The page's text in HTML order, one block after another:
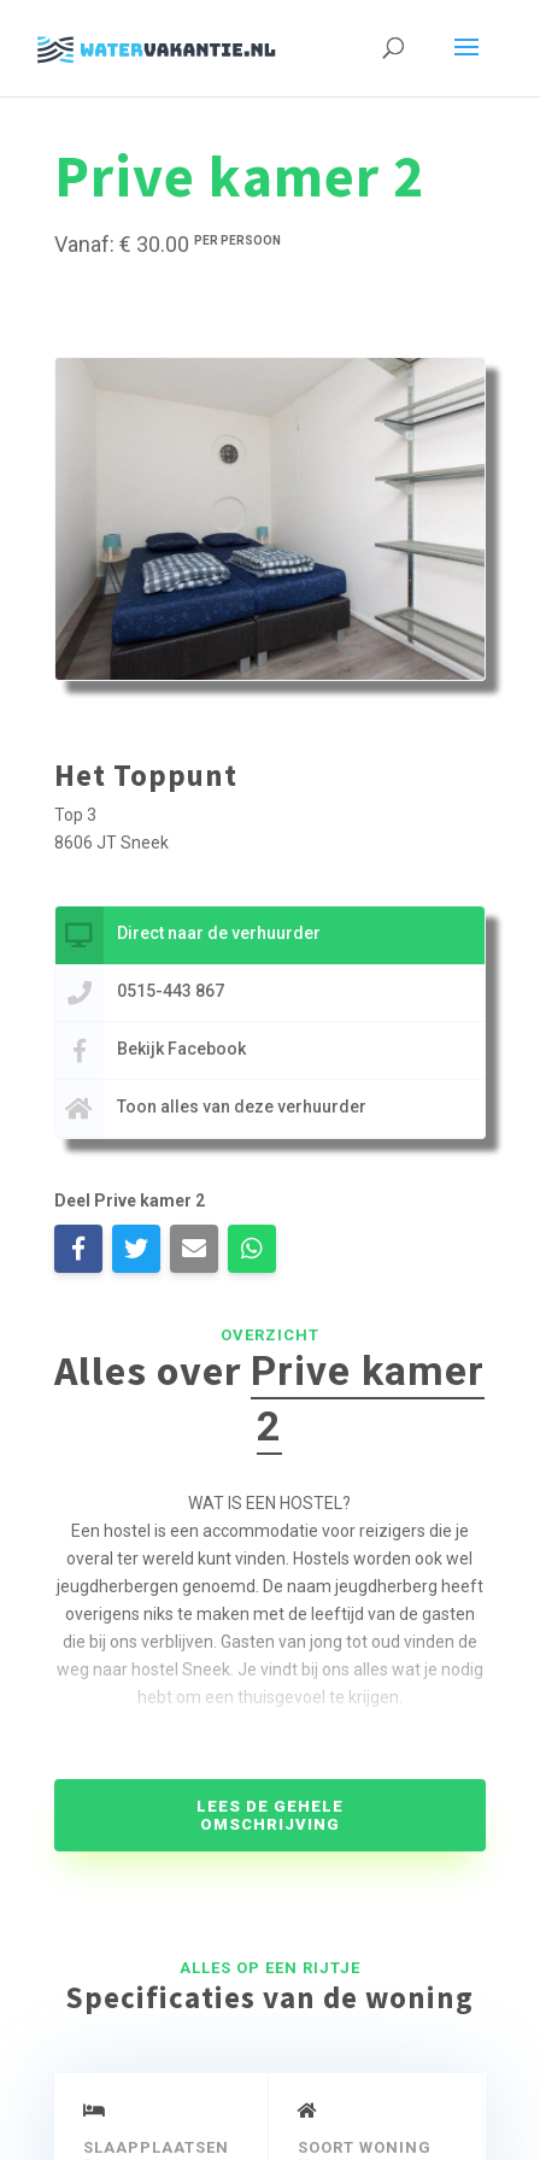
Zoeken
Prive kamer 2
Vanaf: € 30.00 PER PERSOON
Het Toppunt
Top 3
8606 JT Sneek
Direct naar de verhuurder
0515-443 867
Bekijk Facebook
Toon alles van deze verhuurder
Deel Prive kamer 2
OVERZICHT
Alles over Prive kamer
2
WAT IS EEN HOSTEL?
Een hostel is een accommodatie voor reizigers die je
overal ter wereld kunt vinden. Hostels worden ook wel
jeugdherbergen genoemd. De naam jeugdherberg heeft
overigens niks te maken met de leeftijd van de gasten
die bij ons verblijven. Gasten van jong tot oud vinden de
weg naar hostel Sneek. Je vindt bij ons alles wat je nodig
hebt om een thuisgevoel te krijgen.
hostel is anders dan een hotel. Het verschil is, naast de
prijs, een huiselijker gevoel waarbij je meer interactie
tussen reizigers hebt, bijvoorbeeld in
Slaapzaal
Hostel Sneek heeft “dorm rooms” – letterlijk vertaald
voorzien van stapelbedden en lage bedden. Er
LEES DE GEHELE
OMSCHRIJVING
ALLES OP EEN RIJTJE
Specificaties van de woning
SLAAPPLAATSEN SOORT WONING